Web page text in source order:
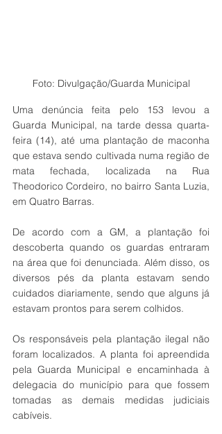
Foto: Divulgação/Guarda Municipal
Uma denúncia feita pelo 153 levou a
Guarda Municipal, na tarde dessa quarta-
feira (14), até uma plantação de maconha
que estava sendo cultivada numa região de
mata fechada, localizada na Rua
Theodorico Cordeiro, no bairro Santa Luzia,
em Quatro Barras.
De acordo com a GM, a plantação foi
descoberta quando os guardas entraram
na área que foi denunciada. Além disso, os
diversos pés da planta estavam sendo
cuidados diariamente, sendo que alguns já
estavam prontos para serem colhidos.
Os responsáveis pela plantação ilegal não
foram localizados. A planta foi apreendida
pela Guarda Municipal e encaminhada à
delegacia do município para que fossem
tomadas as demais medidas judiciais
cabíveis.